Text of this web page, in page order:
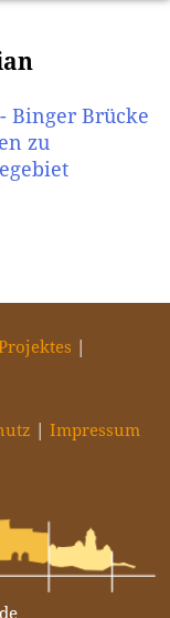
Binger Brücke
zu
Impressum